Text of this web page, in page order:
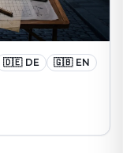
🇩🇪 DE 🇬🇧 EN